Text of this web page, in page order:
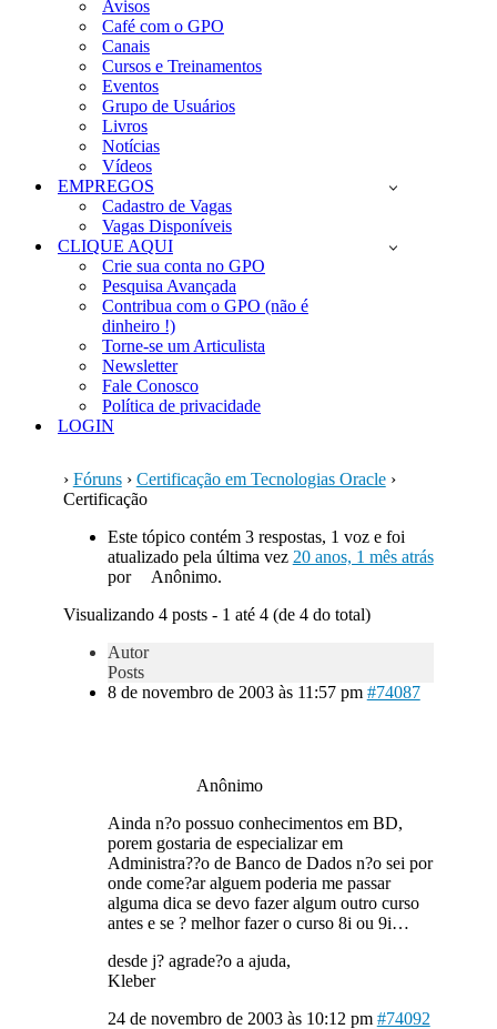
Avisos
Café com o GPO
Canais
Cursos e Treinamentos
Eventos
Grupo de Usuários
Livros
Notícias
Vídeos
EMPREGOS
Cadastro de Vagas
Vagas Disponíveis
CLIQUE AQUI
Crie sua conta no GPO
Pesquisa Avançada
Contribua com o GPO (não é
dinheiro !)
Torne-se um Articulista
Newsletter
Fale Conosco
Política de privacidade
LOGIN
› Fóruns › Certificação em Tecnologias Oracle ›
Certificação
Este tópico contém 3 respostas, 1 voz e foi
atualizado pela última vez 20 anos, 1 mês atrás
por
Anônimo.
Visualizando 4 posts - 1 até 4 (de 4 do total)
Autor
Posts
8 de novembro de 2003 às 11:57 pm #74087
Anônimo
Ainda n?o possuo conhecimentos em BD,
porem gostaria de especializar em
Administra??o de Banco de Dados n?o sei por
onde come?ar alguem poderia me passar
alguma dica se devo fazer algum outro curso
antes e se ? melhor fazer o curso 8i ou 9i…
desde j? agrade?o a ajuda,
Kleber
24 de novembro de 2003 às 10:12 pm #74092